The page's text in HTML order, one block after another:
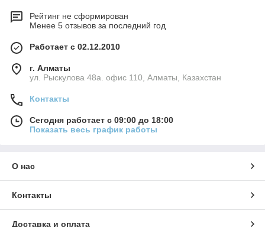
Рейтинг не сформирован
Менее 5 отзывов за последний год
Работает с 02.12.2010
г. Алматы
ул. Рыскулова 48а. офис 110, Алматы, Казахстан
Контакты
Сегодня работает с 09:00 до 18:00
Показать весь график работы
О нас
Контакты
Доставка и оплата